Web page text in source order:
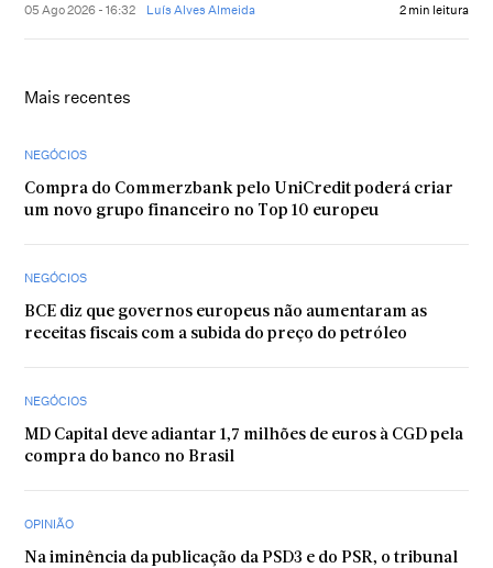
05 Ago 2026 - 16:32 Luís Alves Almeida 2 min leitura
Mais recentes
NEGÓCIOS
Compra do Commerzbank pelo UniCredit poderá criar
um novo grupo financeiro no Top 10 europeu
NEGÓCIOS
BCE diz que governos europeus não aumentaram as
receitas fiscais com a subida do preço do petróleo
NEGÓCIOS
MD Capital deve adiantar 1,7 milhões de euros à CGD pela
compra do banco no Brasil
OPINIÃO
Na iminência da publicação da PSD3 e do PSR, o tribunal